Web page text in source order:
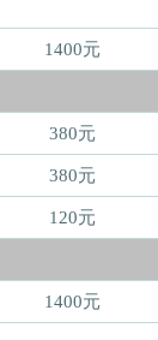
1400元
380元
380元
120元
1400元